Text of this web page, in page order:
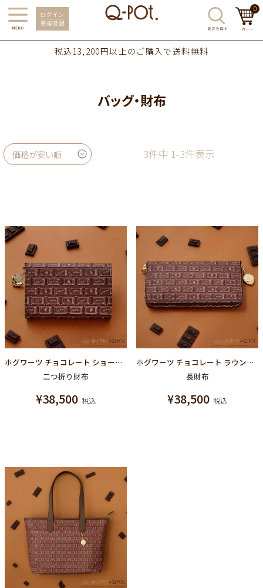
0
税込13,200円以上のご購入で送料無料
バッグ・財布
価格が安い順 3件中 1 -3件表示
ホグワーツ チョコレート ショートウォレット（財布）【ハリーポッターコラボ】
二つ折り財布
¥38,500 税込
ホグワーツ チョコレート ラウンドファスナーウォレット（財布）【ハリーポッターコラボ】
長財布
¥38,500 税込